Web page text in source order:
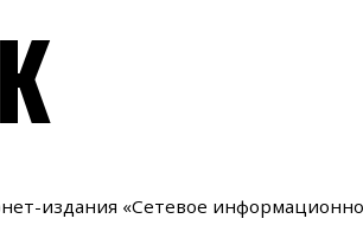
издания «Сетевое